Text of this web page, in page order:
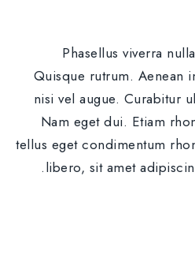
Phasellus viverra
Quisque rutrum. Aenean
nisi vel augue. Curabitur
Nam eget dui. Etiam
tellus eget condimentum
libero, sit amet